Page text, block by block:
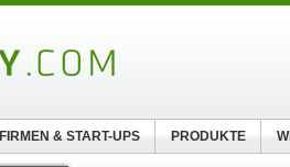
FIRMEN & START-UPS PRODUKTE